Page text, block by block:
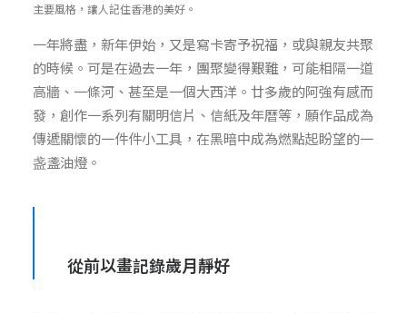
主要風格，讓人記住香港的美好。
一年將盡，新年伊始，又是寫卡寄予祝福，或與親友共聚
的時候。可是在過去一年，團聚變得艱難，可能相隔一道
高牆、一條河、甚至是一個大西洋。廿多歲的阿強有感而
發，創作一系列有關明信片、信紙及年曆等，願作品成為
傳遞關懷的一件件小工具，在黑暗中成為燃點起盼望的一
盏盞油燈。
從前以畫記錄歲月靜好